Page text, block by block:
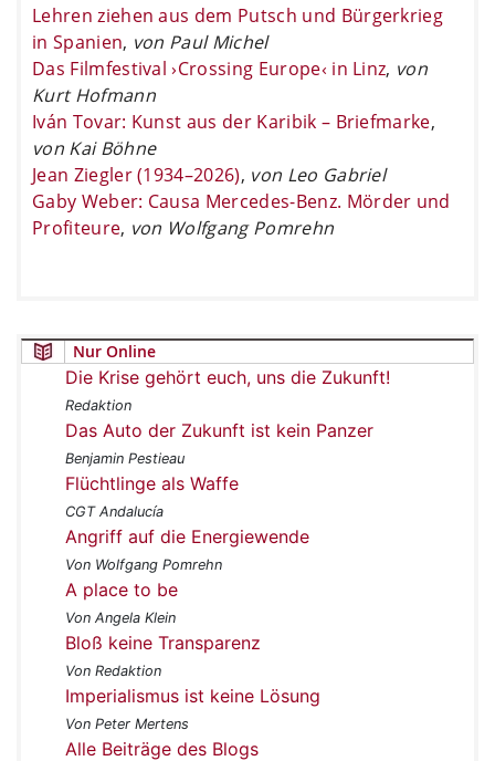
Lehren ziehen aus dem Putsch und Bürgerkrieg
in Spanien, von Paul Michel
Das Filmfestival ›Crossing Europe‹ in Linz, von
Kurt Hofmann
Iván Tovar: Kunst aus der Karibik – Briefmarke,
von Kai Böhne
Jean Ziegler (1934–2026), von Leo Gabriel
Gaby Weber: Causa Mercedes-Benz. Mörder und
Profiteure, von Wolfgang Pomrehn
Nur Online
Die Krise gehört euch, uns die Zukunft!
Redaktion
Das Auto der Zukunft ist kein Panzer
Benjamin Pestieau
Flüchtlinge als Waffe
CGT Andalucía
Angriff auf die Energiewende
Von Wolfgang Pomrehn
A place to be
Von Angela Klein
Bloß keine Transparenz
Von Redaktion
Imperialismus ist keine Lösung
Von Peter Mertens
Alle Beiträge des Blogs